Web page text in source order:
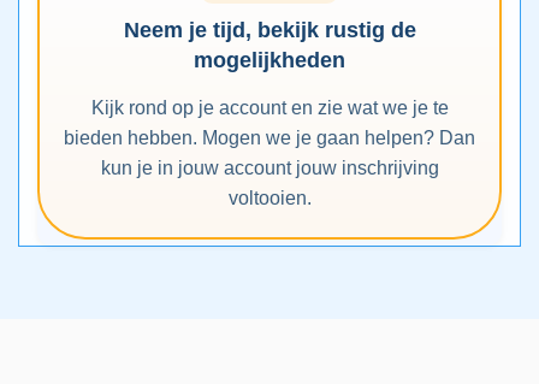
Neem je tijd, bekijk rustig de
mogelijkheden
Kijk rond op je account en zie wat we je te
bieden hebben. Mogen we je gaan helpen? Dan
kun je in jouw account jouw inschrijving
voltooien.